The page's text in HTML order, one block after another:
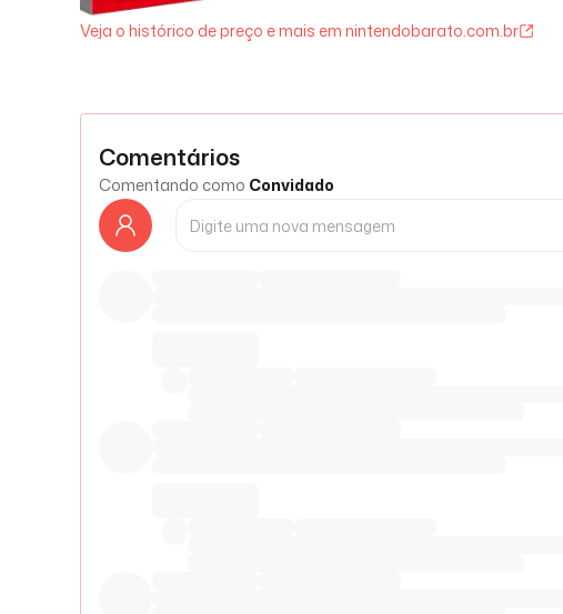
Veja o histórico de preço e mais em nintendobarato.com.br
Comentários
Comentando como Convidado